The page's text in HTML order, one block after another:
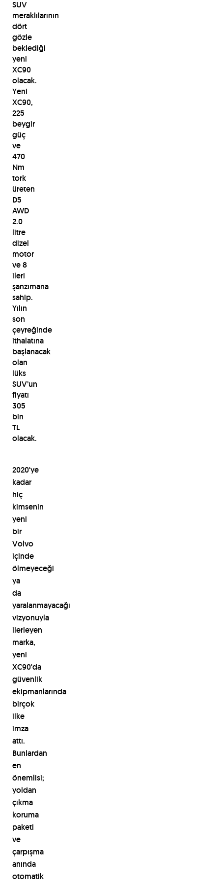
SUV
meraklılarının
dört
gözle
beklediği
yeni
XC90
olacak.
Yeni
XC90,
225
beygir
güç
ve
470
Nm
tork
üreten
D5
AWD
2.0
litre
dizel
motor
ve 8
ileri
şanzımana
sahip.
Yılın
son
çeyreğinde
ithalatına
başlanacak
olan
lüks
SUV’un
fiyatı
305
bin
TL
olacak.
2020'ye
kadar
hiç
kimsenin
yeni
bir
Volvo
içinde
ölmeyeceği
ya
da
yaralanmayacağı
vizyonuyla
ilerleyen
marka,
yeni
XC90'da
güvenlik
ekipmanlarında
birçok
ilke
imza
attı.
Bunlardan
en
önemlisi;
yoldan
çıkma
koruma
paketi
ve
çarpışma
anında
otomatik